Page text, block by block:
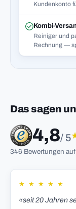
Kundenkonto
Kombi-
Reiniger und
Rechnung —
Das sagen
4,8/ 5
346 Bewertungen auf
★ ★ ★ ★ ★
«seit 20 Jahren